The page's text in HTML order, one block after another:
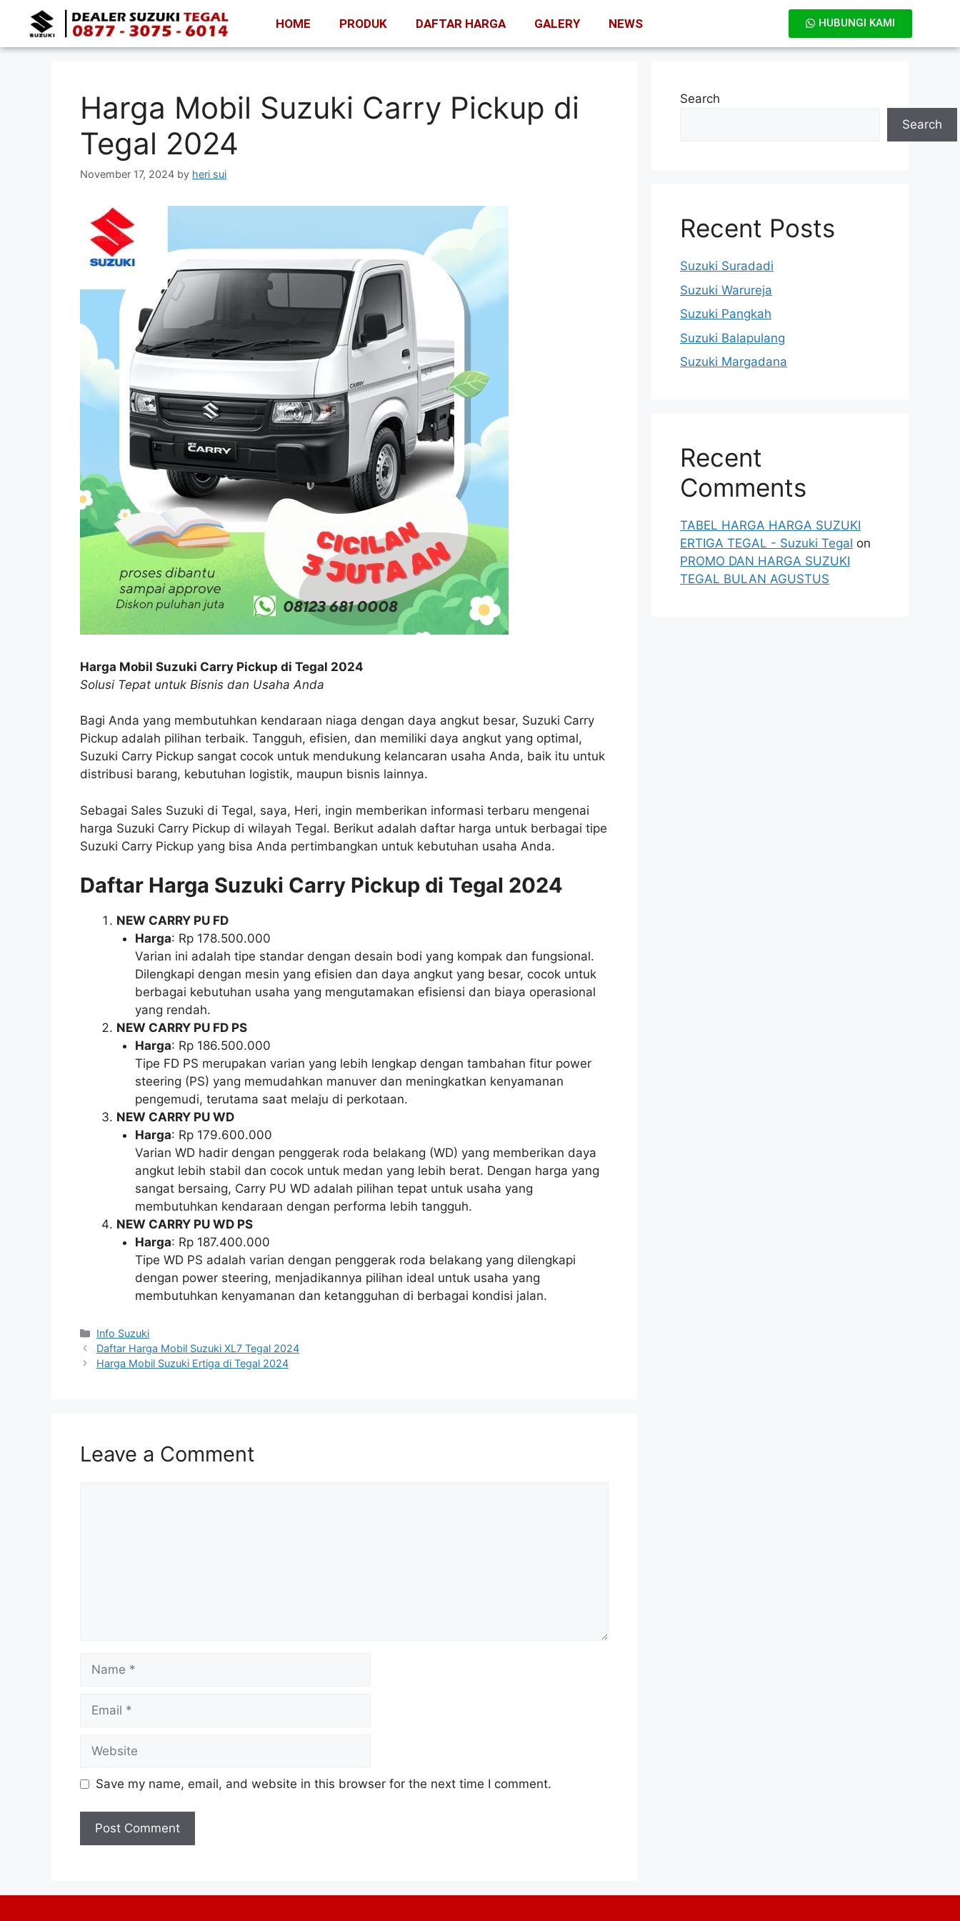
HOME PRODUK DAFTAR HARGA GALERY NEWS HUBUNGI KAMI
Harga Mobil Suzuki Carry Pickup di
Tegal 2024
November 17, 2024 by heri sui
Harga Mobil Suzuki Carry Pickup di Tegal 2024
Solusi Tepat untuk Bisnis dan Usaha Anda
Bagi Anda yang membutuhkan kendaraan niaga dengan daya angkut besar, Suzuki Carry
Pickup adalah pilihan terbaik. Tangguh, efisien, dan memiliki daya angkut yang optimal,
Suzuki Carry Pickup sangat cocok untuk mendukung kelancaran usaha Anda, baik itu untuk
distribusi barang, kebutuhan logistik, maupun bisnis lainnya.
Sebagai Sales Suzuki di Tegal, saya, Heri, ingin memberikan informasi terbaru mengenai
harga Suzuki Carry Pickup di wilayah Tegal. Berikut adalah daftar harga untuk berbagai tipe
Suzuki Carry Pickup yang bisa Anda pertimbangkan untuk kebutuhan usaha Anda.
Daftar Harga Suzuki Carry Pickup di Tegal 2024
NEW CARRY PU FD
Harga: Rp 178.500.000
Varian ini adalah tipe standar dengan desain bodi yang kompak dan fungsional.
Dilengkapi dengan mesin yang efisien dan daya angkut yang besar, cocok untuk
berbagai kebutuhan usaha yang mengutamakan efisiensi dan biaya operasional
yang rendah.
NEW CARRY PU FD PS
Harga: Rp 186.500.000
Tipe FD PS merupakan varian yang lebih lengkap dengan tambahan fitur power
steering (PS) yang memudahkan manuver dan meningkatkan kenyamanan
pengemudi, terutama saat melaju di perkotaan.
NEW CARRY PU WD
Harga: Rp 179.600.000
Varian WD hadir dengan penggerak roda belakang (WD) yang memberikan daya
angkut lebih stabil dan cocok untuk medan yang lebih berat. Dengan harga yang
sangat bersaing, Carry PU WD adalah pilihan tepat untuk usaha yang
membutuhkan kendaraan dengan performa lebih tangguh.
NEW CARRY PU WD PS
Harga: Rp 187.400.000
Tipe WD PS adalah varian dengan penggerak roda belakang yang dilengkapi
dengan power steering, menjadikannya pilihan ideal untuk usaha yang
membutuhkan kenyamanan dan ketangguhan di berbagai kondisi jalan.
Info Suzuki
Daftar Harga Mobil Suzuki XL7 Tegal 2024
Harga Mobil Suzuki Ertiga di Tegal 2024
Leave a Comment
Save my name, email, and website in this browser for the next time I comment.
Search
Search
Recent Posts
Suzuki Suradadi
Suzuki Warureja
Suzuki Pangkah
Suzuki Balapulang
Suzuki Margadana
Recent
Comments
TABEL HARGA HARGA SUZUKI
ERTIGA TEGAL - Suzuki Tegal on
PROMO DAN HARGA SUZUKI
TEGAL BULAN AGUSTUS